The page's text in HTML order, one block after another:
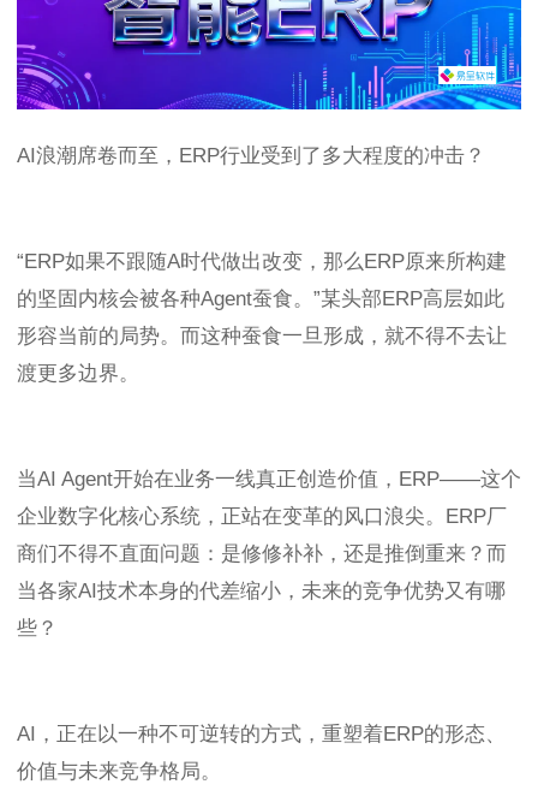
AI浪潮席卷而至，ERP行业受到了多大程度的冲击？
“ERP如果不跟随A时代做出改变，那么ERP原来所构建
的坚固内核会被各种Agent蚕食。”某头部ERP高层如此
形容当前的局势。而这种蚕食一旦形成，就不得不去让
渡更多边界。
当AI Agent开始在业务一线真正创造价值，ERP——这个
企业数字化核心系统，正站在变革的风口浪尖。ERP厂
商们不得不直面问题：是修修补补，还是推倒重来？而
当各家AI技术本身的代差缩小，未来的竞争优势又有哪
些？
AI，正在以一种不可逆转的方式，重塑着ERP的形态、
价值与未来竞争格局。